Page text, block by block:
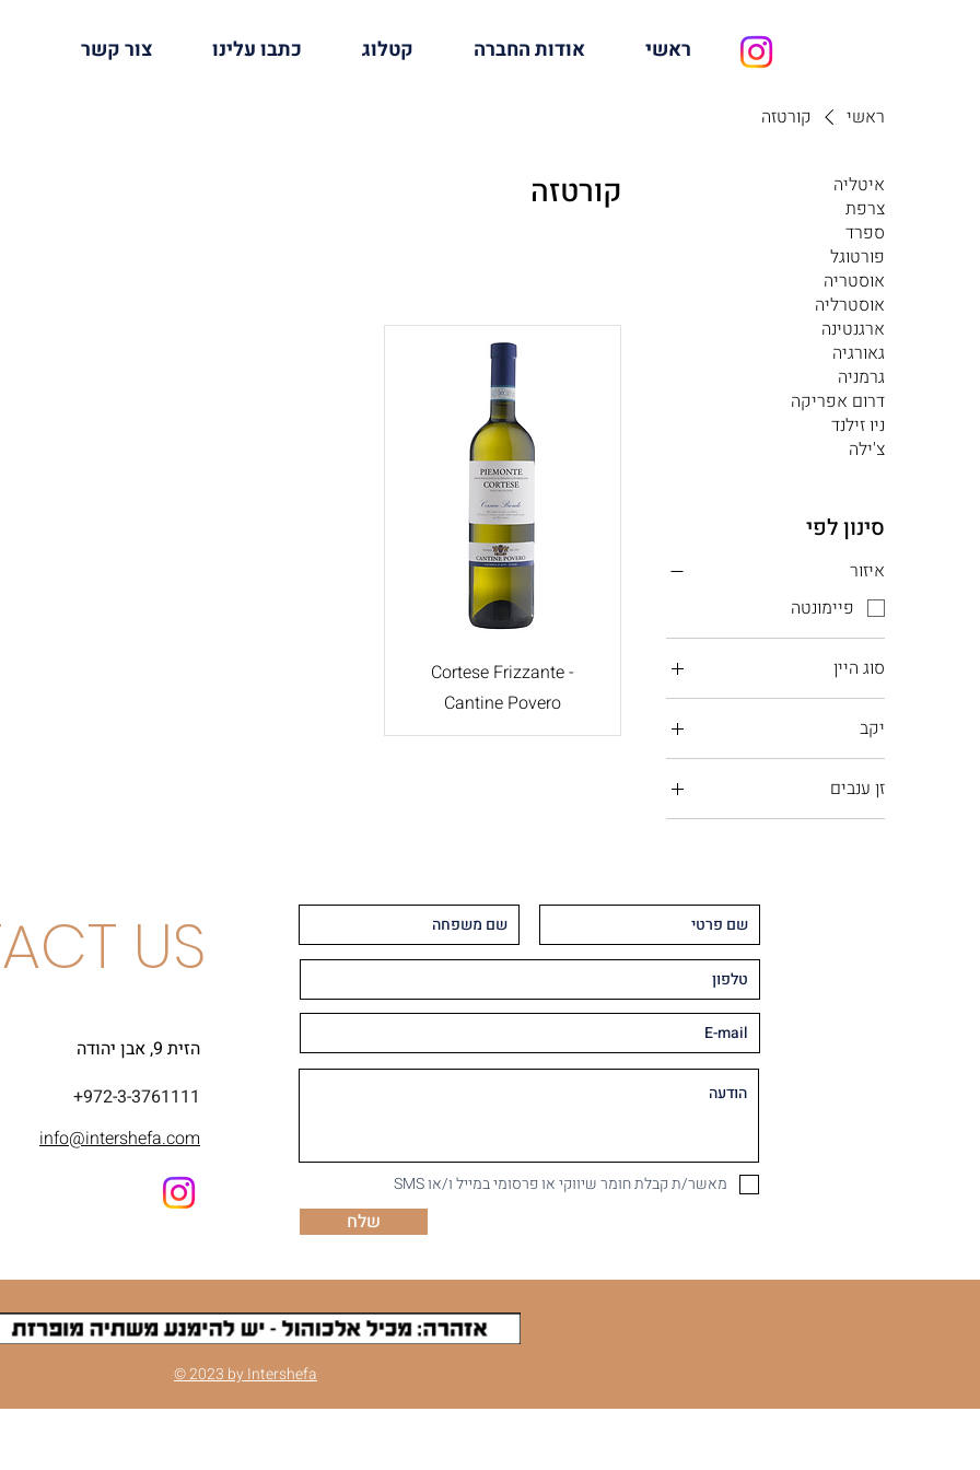
ראשי אודות החברה קטלוג כתבו עלינו צור קשר
ראשי קורטזה
איטליה
צרפת
ספרד
פורטוגל
אוסטריה
אוסטרליה
ארגנטינה
גאורגיה
גרמניה
דרום אפריקה
ניו זילנד
צ'ילה
סינון לפי
איזור
פיימונטה
סוג היין
יין לבן
יקב
קנטינה פוברו
זן ענבים
קורטזה
קורטזה
Cortese Frizzante -
Cantine Povero
US
הזית 9, אבן יהודה
+972-3-3761111
info@intershefa.com
מאשר/ת קבלת חומר שיווקי או פרסומי במייל ו/או SMS
שלח
© 2023 by Intershefa